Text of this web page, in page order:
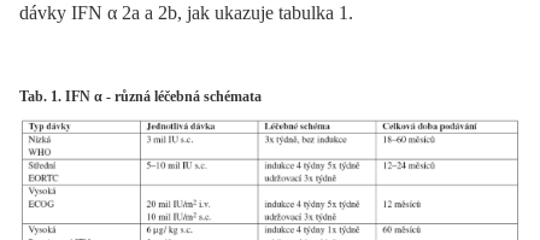
dávky IFN α 2a a 2b, jak ukazuje tabulka 1.
Tab. 1. IFN α - různá léčebná schémata